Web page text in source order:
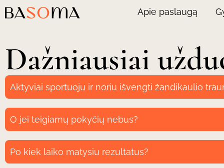
Apie paslaugą
Dažniausiai
Aktyviai sportuoju ir noriu išvengti žandikaulio
O jei teigiamų pokyčių nebus?
Po kiek laiko matysiu rezultatus?